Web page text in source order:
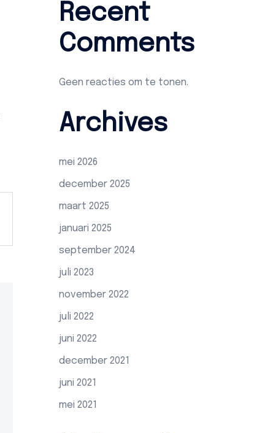
Recent
Comments
Geen reacties om te tonen.
Archives
mei 2026
december 2025
maart 2025
januari 2025
september 2024
juli 2023
november 2022
juli 2022
juni 2022
december 2021
juni 2021
mei 2021